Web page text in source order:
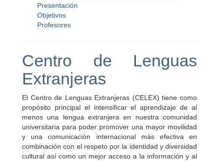
Centro de Lenguas
Extranjeras
El Centro de Lenguas Extranjeras (CELEX) tiene como
propósito principal el intensificar el aprendizaje de al
menos una lengua extranjera en nuestra comunidad
universitaria para poder promover una mayor movilidad
y una comunicación internacional más efectiva en
combinación con el respeto por la identidad y diversidad
cultural así como un mejor acceso a la información y al
Presentación
Objetivos
Profesores